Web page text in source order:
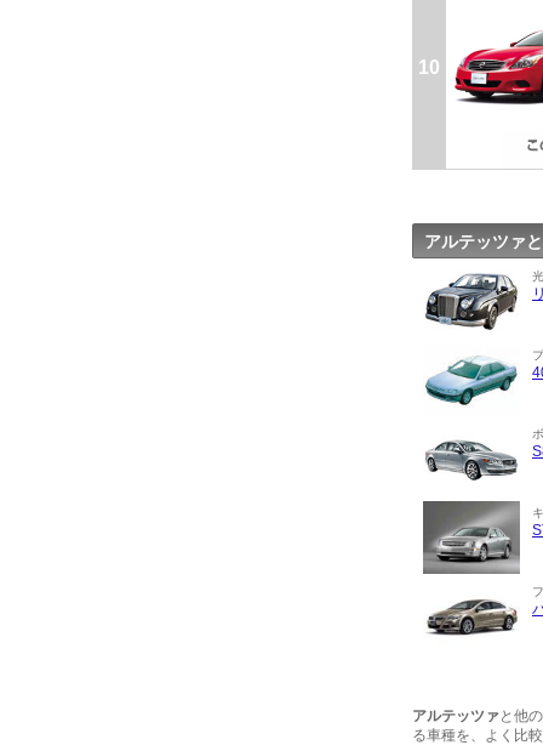
10
アルテッツァ
アルテッツァ と他
る車種を、よく比